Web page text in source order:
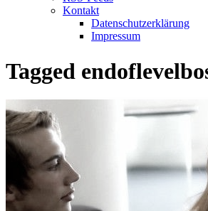
Kontakt
Datenschutzerklärung
Impressum
Tagged